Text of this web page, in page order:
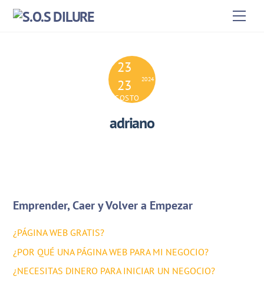
Skip
23
23
AGOSTO
2024
adriano
Emprender, Caer y Volver a Empezar
¿PÁGINA WEB GRATIS?
¿POR QUÉ UNA PÁGINA WEB PARA MI NEGOCIO?
¿NECESITAS DINERO PARA INICIAR UN NEGOCIO?